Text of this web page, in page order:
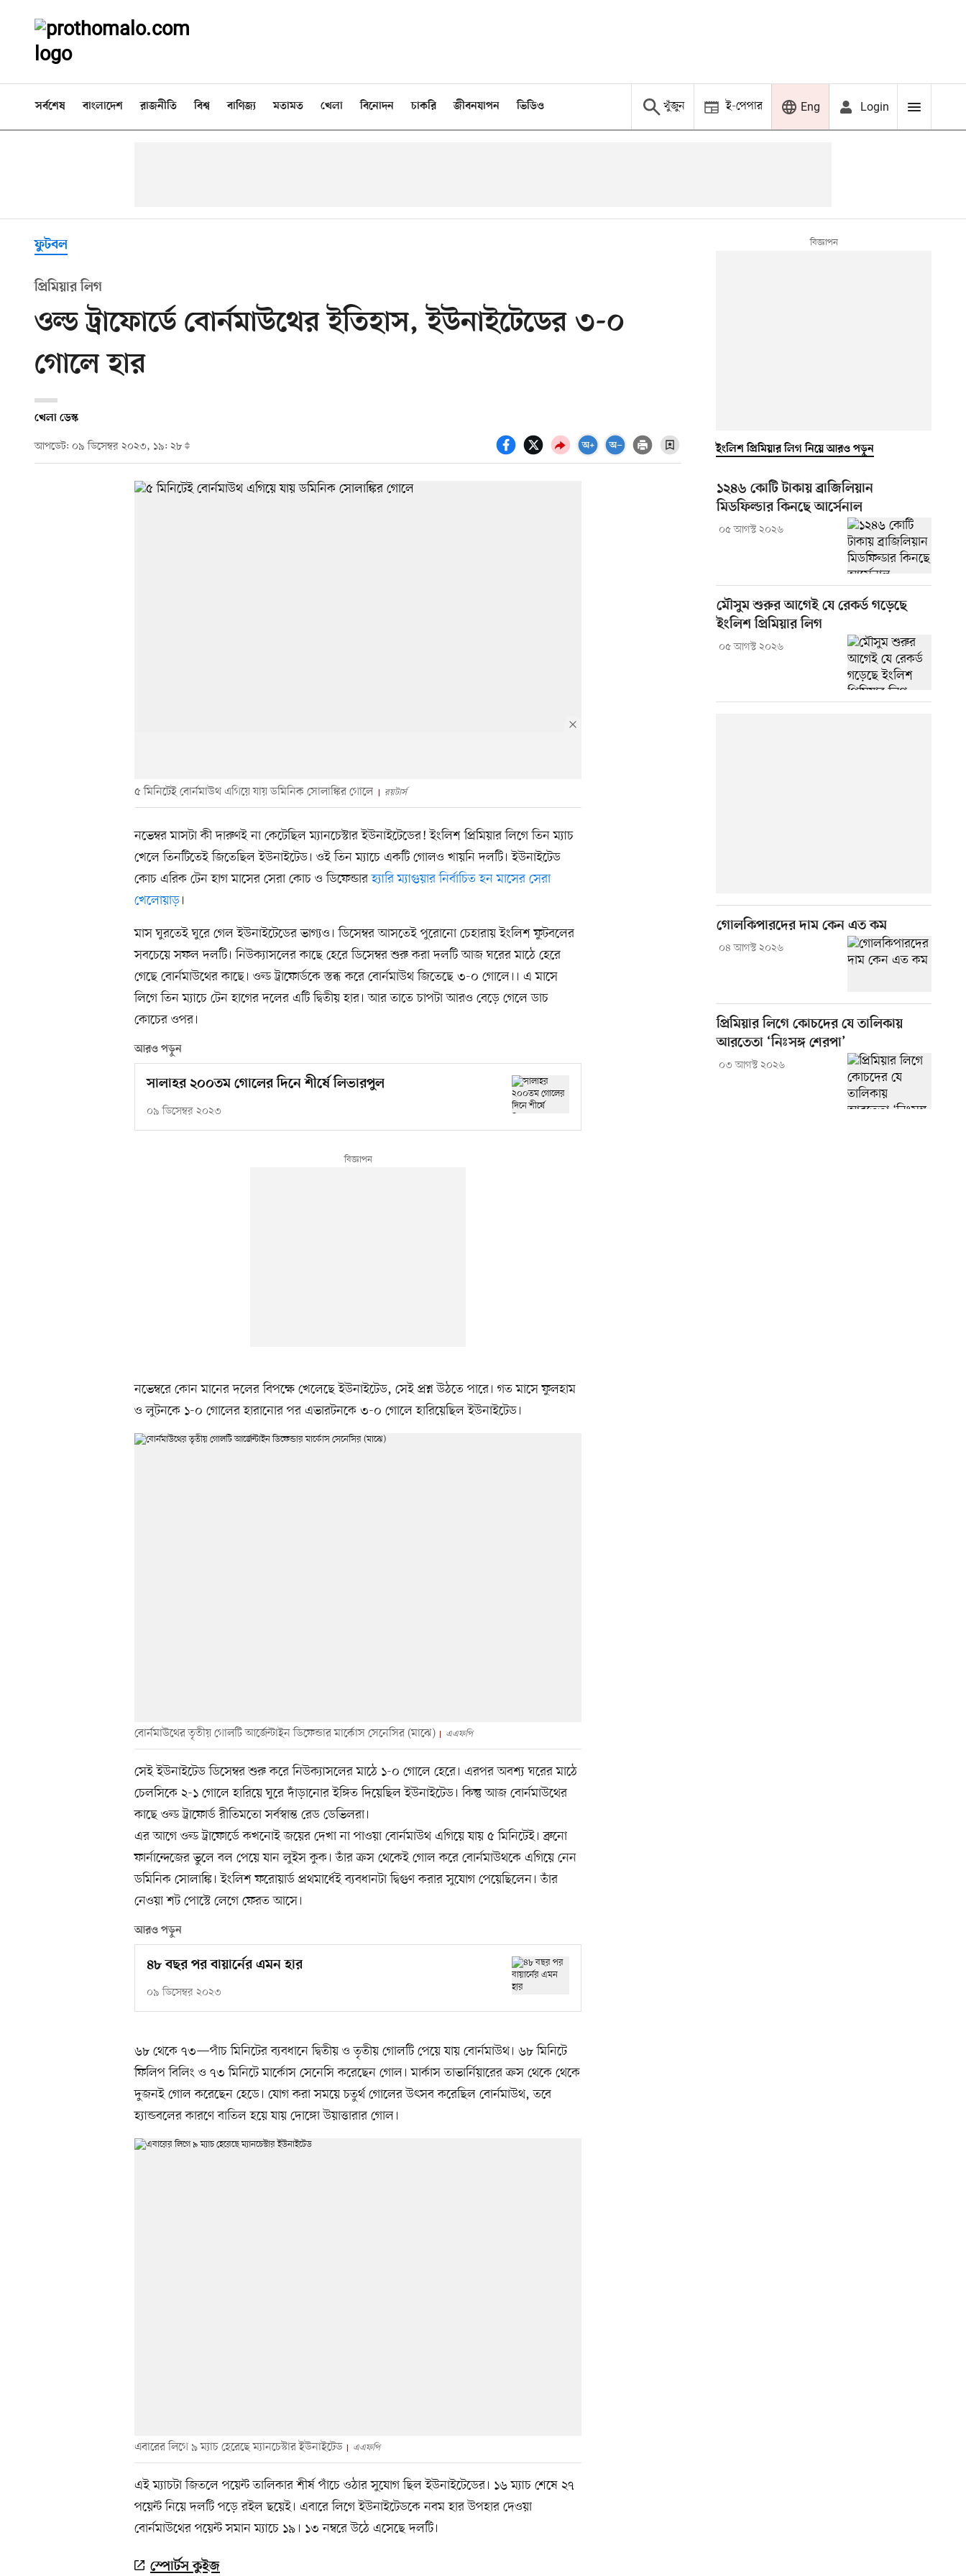
সর্বশেষ বাংলাদেশ রাজনীতি বিশ্ব বাণিজ্য মতামত খেলা বিনোদন চাকরি জীবনযাপন ভিডিও খুঁজুন ই-পেপার Eng Login
ফুটবল
প্রিমিয়ার লিগ
ওল্ড ট্রাফোর্ডে বোর্নমাউথের ইতিহাস, ইউনাইটেডের ৩-০
গোলে হার
খেলা ডেস্ক
আপডেট: ০৯ ডিসেম্বর ২০২৩, ১৯: ২৮
৫ মিনিটেই বোর্নমাউথ এগিয়ে যায় ডমিনিক সোলাঙ্কির গোলে রয়টার্স
নভেম্বর মাসটা কী দারুণই না কেটেছিল ম্যানচেস্টার ইউনাইটেডের! ইংলিশ প্রিমিয়ার লিগে তিন ম্যাচ
খেলে তিনটিতেই জিতেছিল ইউনাইটেড। ওই তিন ম্যাচে একটি গোলও খায়নি দলটি। ইউনাইটেড
কোচ এরিক টেন হাগ মাসের সেরা কোচ ও ডিফেন্ডারহ্যারি ম্যাগুয়ার নির্বাচিত হন মাসের সেরা
খেলোয়াড়।
মাস ঘুরতেই ঘুরে গেল ইউনাইটেডের ভাগ্যও। ডিসেম্বর আসতেই পুরোনো চেহারায় ইংলিশ ফুটবলের
সবচেয়ে সফল দলটি। নিউক্যাসলের কাছে হেরে ডিসেম্বর শুরু করা দলটি আজ ঘরের মাঠে হেরে
গেছে বোর্নমাউথের কাছে। ওল্ড ট্রাফোর্ডকে স্তব্ধ করে বোর্নমাউথ জিতেছে ৩-০ গোলে।। এ মাসে
লিগে তিন ম্যাচে টেন হাগের দলের এটি দ্বিতীয় হার। আর তাতে চাপটা আরও বেড়ে গেলে ডাচ
কোচের ওপর।
আরও পড়ুন
সালাহর ২০০তম গোলের দিনে শীর্ষে লিভারপুল
০৯ ডিসেম্বর ২০২৩
নভেম্বরে কোন মানের দলের বিপক্ষে খেলেছে ইউনাইটেড, সেই প্রশ্ন উঠতে পারে। গত মাসে ফুলহাম
ও লুটনকে ১-০ গোলের হারানোর পর এভারটনকে ৩-০ গোলে হারিয়েছিল ইউনাইটেড।
বোর্নমাউথের তৃতীয় গোলটি আর্জেন্টাইন ডিফেন্ডার মার্কোস সেনেসির (মাঝে) এএফপি
সেই ইউনাইটেড ডিসেম্বর শুরু করে নিউক্যাসলের মাঠে ১-০ গোলে হেরে। এরপর অবশ্য ঘরের মাঠে
চেলসিকে ২-১ গোলে হারিয়ে ঘুরে দাঁড়ানোর ইঙ্গিত দিয়েছিল ইউনাইটেড। কিন্তু আজ বোর্নমাউথের
কাছে ওল্ড ট্রাফোর্ড রীতিমতো সর্বস্বান্ত রেড ডেভিলরা।
এর আগে ওল্ড ট্রাফোর্ডে কখনোই জয়ের দেখা না পাওয়া বোর্নমাউথ এগিয়ে যায় ৫ মিনিটেই। ব্রুনো
ফার্নান্দেজের ভুলে বল পেয়ে যান লুইস কুক। তাঁর ক্রস থেকেই গোল করে বোর্নমাউথকে এগিয়ে নেন
ডমিনিক সোলাঙ্কি। ইংলিশ ফরোয়ার্ড প্রথমার্ধেই ব্যবধানটা দ্বিগুণ করার সুযোগ পেয়েছিলেন। তাঁর
নেওয়া শট পোস্টে লেগে ফেরত আসে।
আরও পড়ুন
৪৮ বছর পর বায়ার্নের এমন হার
০৯ ডিসেম্বর ২০২৩
৬৮ থেকে ৭৩—পাঁচ মিনিটের ব্যবধানে দ্বিতীয় ও তৃতীয় গোলটি পেয়ে যায় বোর্নমাউথ। ৬৮ মিনিটে
ফিলিপ বিলিং ও ৭৩ মিনিটে মার্কোস সেনেসি করেছেন গোল। মার্কাস তাভার্নিয়ারের ক্রস থেকে থেকে
দুজনই গোল করেছেন হেডে। যোগ করা সময়ে চতুর্থ গোলের উৎসব করেছিল বোর্নমাউথ, তবে
হ্যান্ডবলের কারণে বাতিল হয়ে যায় দোঙ্গো উয়াত্তারার গোল।
এবারের লিগে ৯ ম্যাচ হেরেছে ম্যানচেস্টার ইউনাইটেড এএফপি
এই ম্যাচটা জিতলে পয়েন্ট তালিকার শীর্ষ পাঁচে ওঠার সুযোগ ছিল ইউনাইটেডের। ১৬ ম্যাচ শেষে ২৭
পয়েন্ট নিয়ে দলটি পড়ে রইল ছয়েই। এবারে লিগে ইউনাইটেডকে নবম হার উপহার দেওয়া
বোর্নমাউথের পয়েন্ট সমান ম্যাচে ১৯। ১৩ নম্বরে উঠে এসেছে দলটি।
স্পোর্টস কুইজ
ইংলিশ প্রিমিয়ার লিগ নিয়ে আরও পড়ুন
১২৪৬ কোটি টাকায় ব্রাজিলিয়ান
মিডফিল্ডার কিনছে আর্সেনাল
০৫ আগস্ট ২০২৬
মৌসুম শুরুর আগেই যে রেকর্ড গড়েছে
ইংলিশ প্রিমিয়ার লিগ
০৫ আগস্ট ২০২৬
গোলকিপারদের দাম কেন এত কম
০৪ আগস্ট ২০২৬
প্রিমিয়ার লিগে কোচদের যে তালিকায়
আরতেতা ‘নিঃসঙ্গ শেরপা’
০৩ আগস্ট ২০২৬